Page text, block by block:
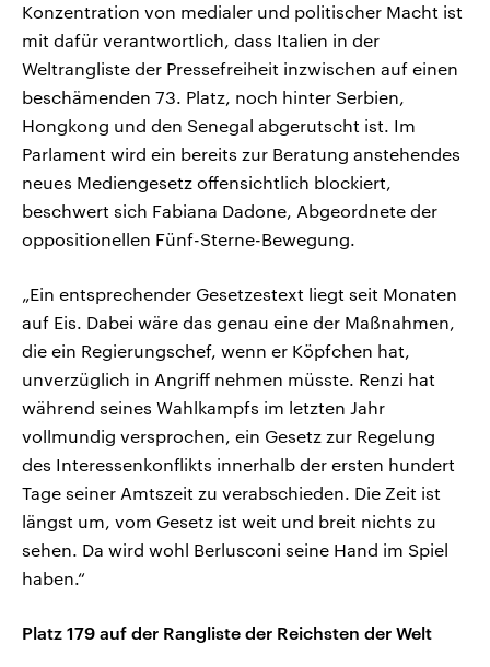
Konzentration von medialer und politischer Macht ist
mit dafür verantwortlich, dass Italien in der
Weltrangliste der Pressefreiheit inzwischen auf einen
beschämenden 73. Platz, noch hinter Serbien,
Hongkong und den Senegal abgerutscht ist. Im
Parlament wird ein bereits zur Beratung anstehendes
neues Mediengesetz offensichtlich blockiert,
beschwert sich Fabiana Dadone, Abgeordnete der
oppositionellen Fünf-Sterne-Bewegung.
„Ein entsprechender Gesetzestext liegt seit Monaten
auf Eis. Dabei wäre das genau eine der Maßnahmen,
die ein Regierungschef, wenn er Köpfchen hat,
unverzüglich in Angriff nehmen müsste. Renzi hat
während seines Wahlkampfs im letzten Jahr
vollmundig versprochen, ein Gesetz zur Regelung
des Interessenkonflikts innerhalb der ersten hundert
Tage seiner Amtszeit zu verabschieden. Die Zeit ist
längst um, vom Gesetz ist weit und breit nichts zu
sehen. Da wird wohl Berlusconi seine Hand im Spiel
haben.“
Platz 179 auf der Rangliste der Reichsten der Welt